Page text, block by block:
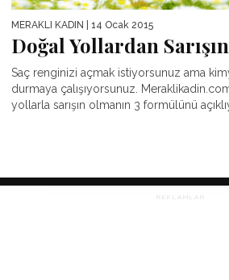
MERAKLI KADIN | 14 Ocak 2015
Doğal Yollardan
Saç renginizi açmak istiyorsunuz ama
durmaya çalışıyorsunuz.
yollarla sarışın olmanın 3 formülünü
REKLAMLAR